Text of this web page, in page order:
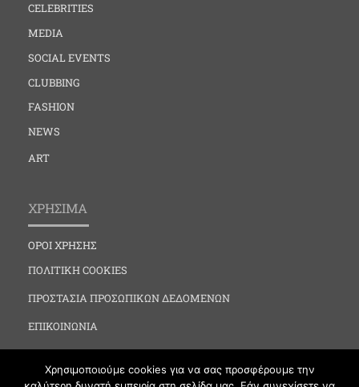
CELEBRITIES
MEDIA
SOCIAL EVENTS
CLUBBING
FASHION
NEWS
ART
ΧΡΗΣΙΜΑ
ΟΡΟΙ ΧΡΗΣΗΣ
ΠΟΛΙΤΙΚΗ COOKIES
ΠΡΟΣΤΑΣΙΑ ΠΡΟΣΩΠΙΚΩΝ ΔΕΔΟΜΕΝΩΝ
ΕΠΙΚΟΙΝΩΝΙΑ
Χρησιμοποιούμε cookies για να σας προσφέρουμε την